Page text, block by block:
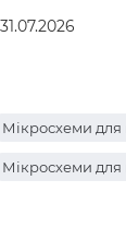
31.07.2026
Мікросхеми для
Мікросхеми